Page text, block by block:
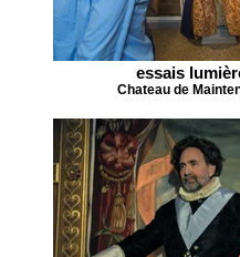
essais
Chateau de